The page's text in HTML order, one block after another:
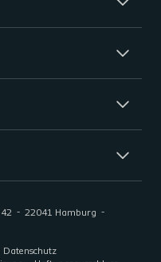
22041 Hamburg
Datenschutz